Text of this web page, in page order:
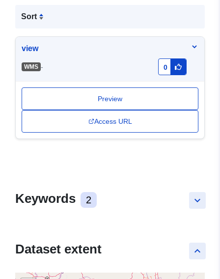
Sort
view
WMS - 0
Preview
Access URL
keyboard_arrow_down
Keywords 2
keyboard_arrow_up
Dataset extent